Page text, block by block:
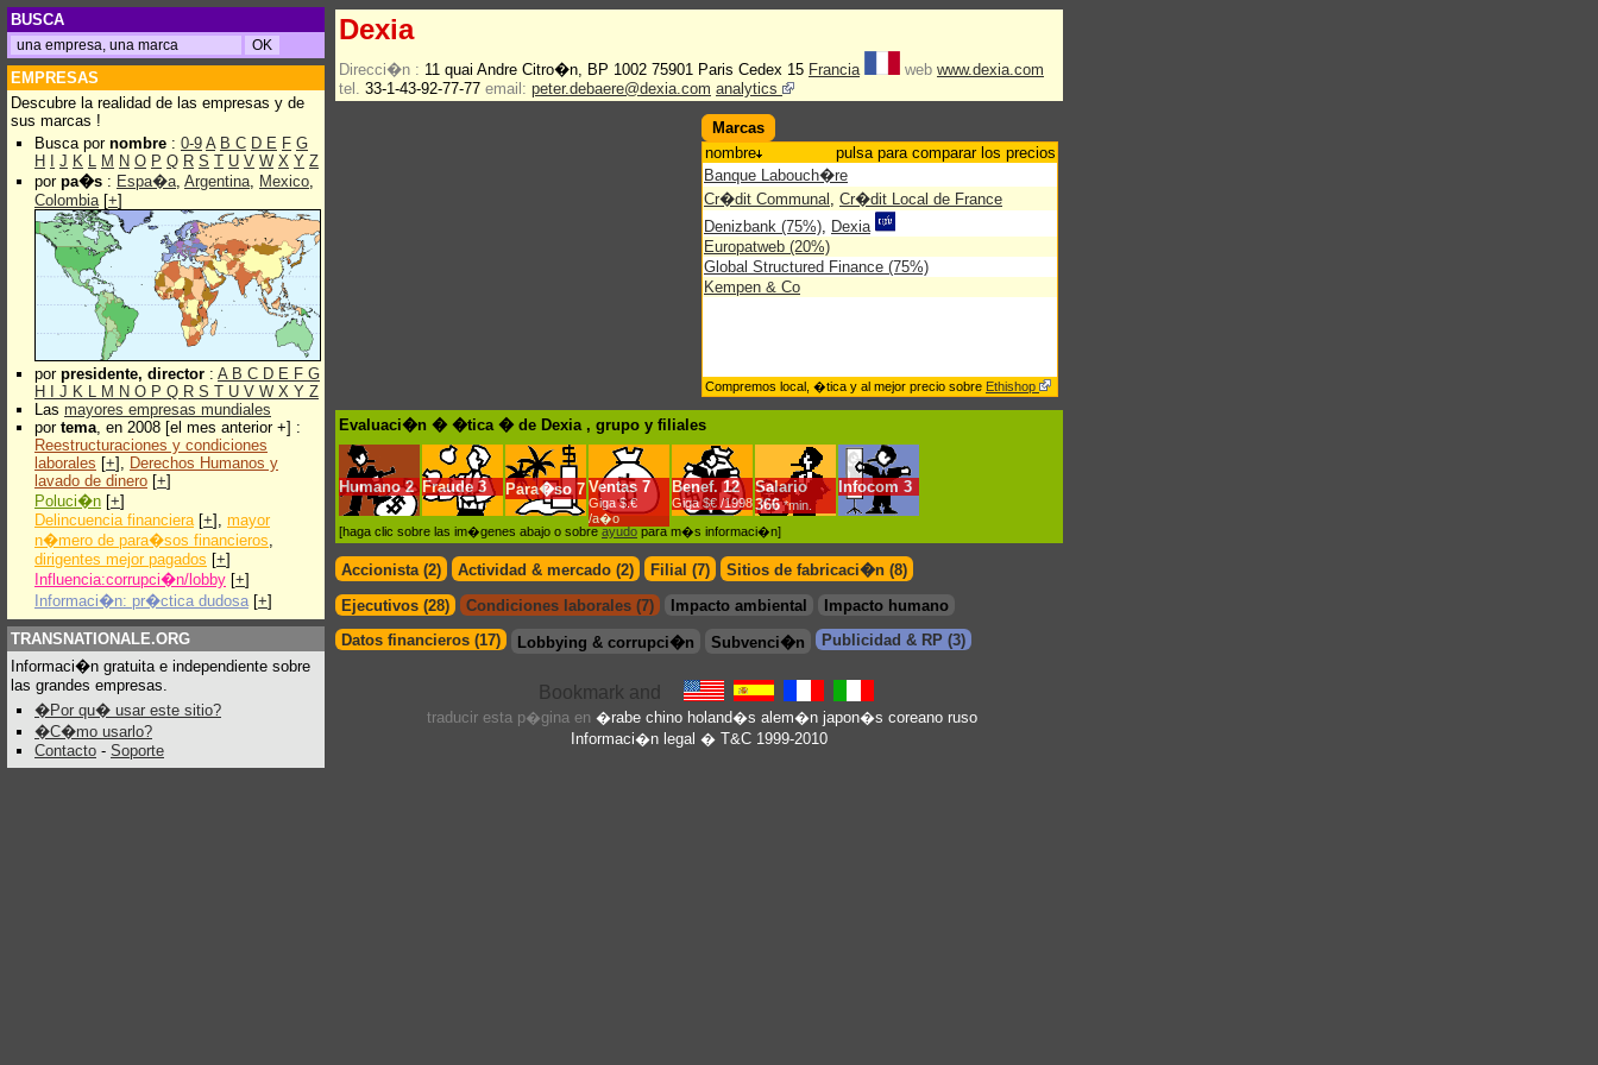
BUSCA
EMPRESAS
Descubre la realidad de las empresas y de
sus marcas !
Busca por nombre : 0-9 A B C D E F G
H
J K L M N O P Q R S T U V W X Y Z
por pa�s : Espa�a, Argentina, Mexico,
Colombia[+]
por presidente, director : A B C D E F G
H
J K L M N O P Q R S T U V W X Y Z
Las mayores empresas mundiales
por tema, en 2008 [el mes anterior +] :
Reestructuraciones y condiciones
laborales [+], Derechos Humanos y
lavado de dinero [+]
Poluci�n [+]
Delincuencia financiera[+], mayor
n�mero de para�sos financieros,
dirigentes mejor pagados [+]
Influencia:corrupci�n/lobby [+]
Informaci�n: pr�ctica dudosa [+]
TRANSNATIONALE.ORG
Informaci�n gratuita e independiente sobre
las grandes empresas.
�Por qu� usar este sitio?
�C�mo usarlo?
Contacto - Soporte
Dexia
Direcci�n : 11 quai Andre Citro�n, BP 1002 75901 Paris Cedex 15 Francia web www.dexia.com
tel. 33-1-43-92-77-77 email: peter.debaere@dexia.com analytics
Marcas
nombre
pulsa para comparar los precios
Banque Labouch�re
Cr�dit Communal , Cr�dit Local de France
Denizbank (75%), Dexia
Europatweb (20%)
Global Structured Finance (75%)
Kempen & Co
Compremos local, �tica y al mejor precio sobre Ethishop
Evaluaci�n � �tica � de Dexia , grupo y filiales
Humano 2 Fraude 3 Para�so 7 Ventas 7
Giga $.€
/a�o
Benef. 12
Giga $€ /1998
Salario
366*min.
Infocom 3
[haga clic sobre las im�genes abajo o sobreayudopara m�s informaci�n]
Accionista (2) Actividad & mercado (2) Filial (7)
Sitios de fabricaci�n (8)
Ejecutivos (28)
Condiciones laborales (7) Impacto ambiental
Impacto humano
Datos financieros (17)
Lobbying & corrupci�n Subvenci�n Publicidad & RP (3)
traducir esta p�gina en �rabe chino holand�s alem�n japon�s coreano ruso
Informaci�n legal � T&C 1999-2010